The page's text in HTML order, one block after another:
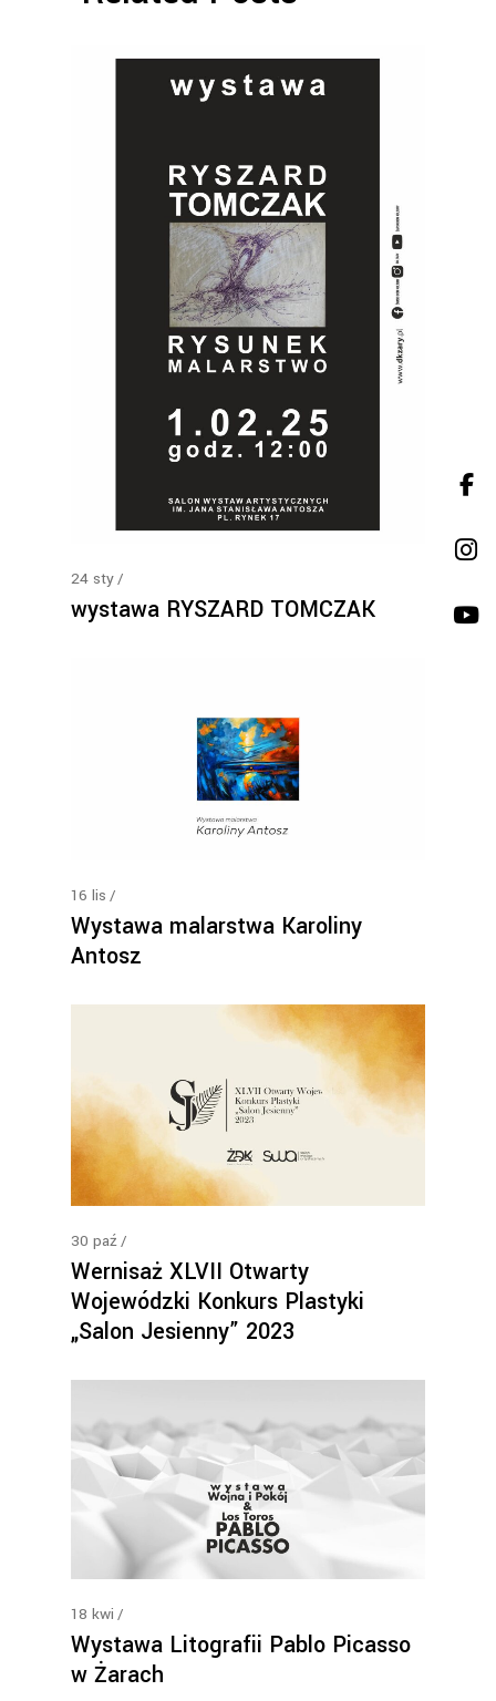
24 sty
wystawa RYSZARD TOMCZAK
16 lis
Wystawa malarstwa Karoliny
Antosz
30 paź
Wernisaż XLVII Otwarty
Wojewódzki Konkurs Plastyki
„Salon Jesienny” 2023
18 kwi
Wystawa Litografii Pablo Picasso
w Żarach